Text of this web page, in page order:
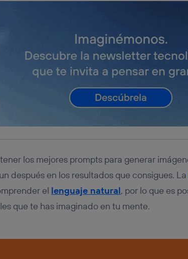
los mejores prompts para generar
después en los resultados que consigues. La
el lenguaje natural, por lo que es
que te has imaginado en tu mente.